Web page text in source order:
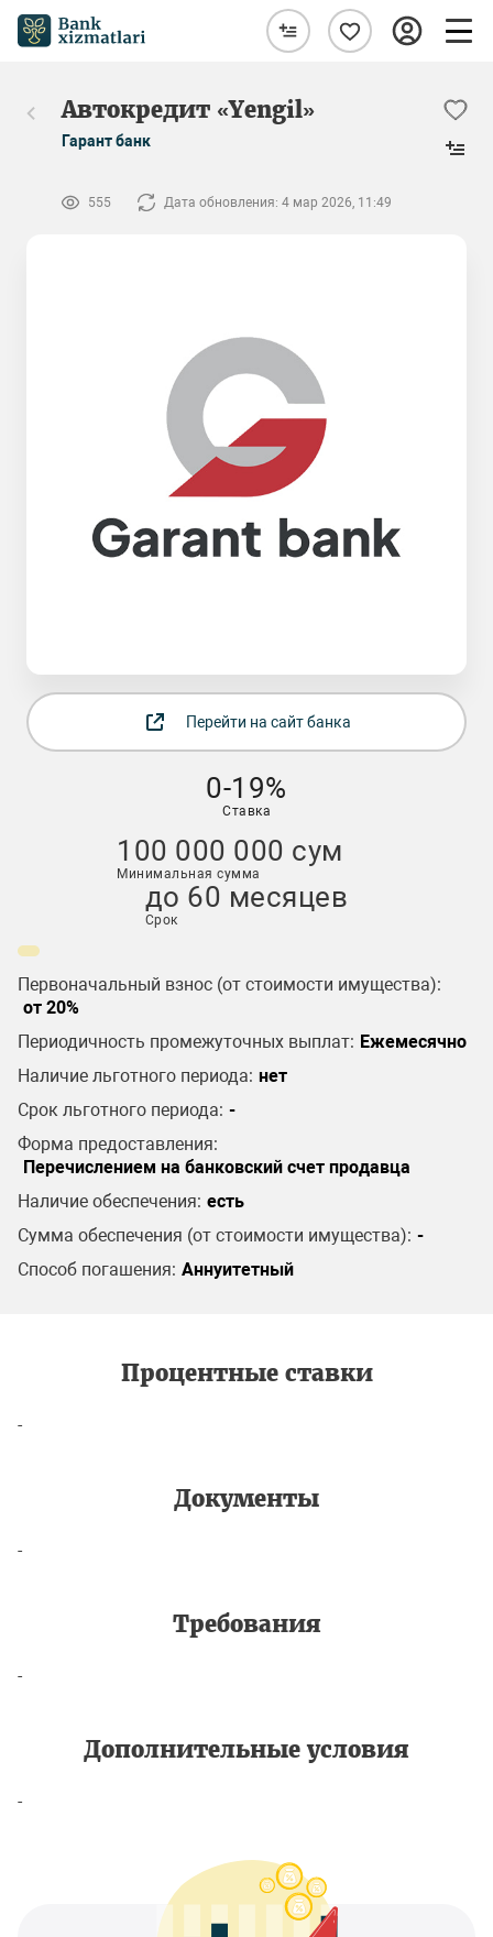
Автокредит «Yengil»
Гарант банк
555 Дата обновления: 4 мар 2026, 11:49
Перейти на сайт банка
0-19%
Ставка
100 000 000 сум
Минимальная сумма
до 60 месяцев
Срок
Первоначальный взнос (от стоимости имущества):
от 20%
Периодичность промежуточных выплат: Ежемесячно
Наличие льготного периода: нет
Срок льготного периода: -
Форма предоставления:
Перечислением на банковский счет продавца
Наличие обеспечения: есть
Сумма обеспечения (от стоимости имущества): -
Способ погашения: Аннуитетный
Процентные ставки
-
Документы
-
Требования
-
Дополнительные условия
-